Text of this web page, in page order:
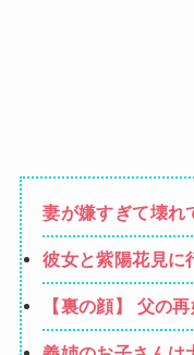
妻が嫌すぎて壊れ
彼女と紫陽花見に
てた。普通かわい
コーヒーや手作
【裏の顔】 父の
私の帰宅に気付か